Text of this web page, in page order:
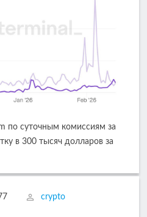
по суточным комиссиям за
в 300 тысяч долларов за
crypto